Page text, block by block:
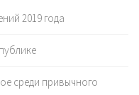
2019 года
среди привычного